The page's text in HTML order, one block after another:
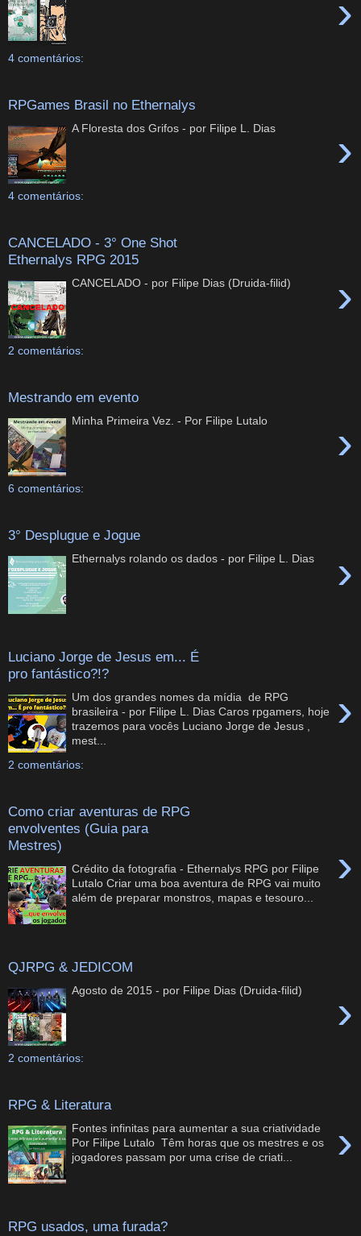
›
4 comentários:
RPGames Brasil no Ethernalys
›
A Floresta dos Grifos - por Filipe L. Dias
4 comentários:
CANCELADO - 3° One Shot
Ethernalys RPG 2015
›
CANCELADO - por Filipe Dias (Druida-filid)
2 comentários:
Mestrando em evento
›
Minha Primeira Vez. - Por Filipe Lutalo
6 comentários:
3° Desplugue e Jogue
›
Ethernalys rolando os dados - por Filipe L. Dias
Luciano Jorge de Jesus em... É
pro fantástico?!?
›
Um dos grandes nomes da mídia de RPG
brasileira - por Filipe L. Dias Caros rpgamers, hoje
trazemos para vocês Luciano Jorge de Jesus ,
mest...
2 comentários:
Como criar aventuras de RPG
envolventes (Guia para
Mestres)
›
Crédito da fotografia - Ethernalys RPG por Filipe
Lutalo Criar uma boa aventura de RPG vai muito
além de preparar monstros, mapas e tesouro...
QJRPG & JEDICOM
›
Agosto de 2015 - por Filipe Dias (Druida-filid)
2 comentários:
RPG & Literatura
›
Fontes infinitas para aumentar a sua criatividade
Por Filipe Lutalo Têm horas que os mestres e os
jogadores passam por uma crise de criati...
RPG usados, uma furada?